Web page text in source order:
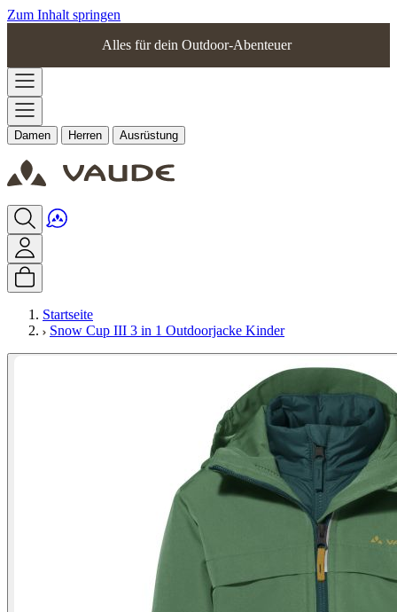
Zum Inhalt springen
Alles für dein Outdoor-Abenteuer
Damen Herren Ausrüstung
Startseite
Snow Cup III 3 in 1 Outdoorjacke Kinder